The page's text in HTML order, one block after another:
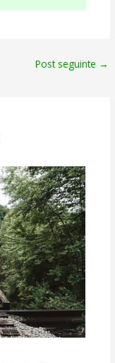
Post seguinte →